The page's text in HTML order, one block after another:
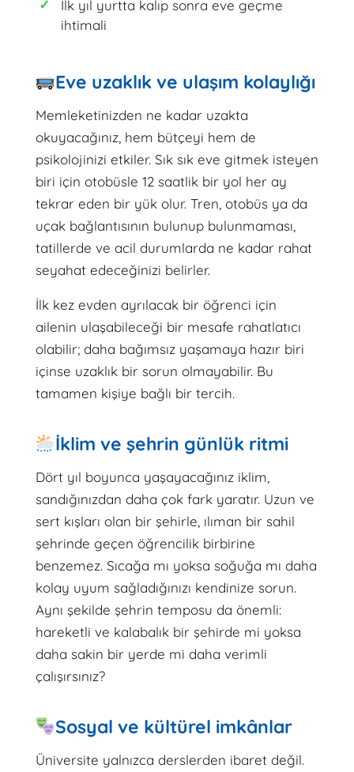
İlk yıl yurtta kalıp sonra eve geçme
ihtimali
Eve uzaklık ve ulaşım kolaylığı
Memleketinizden ne kadar uzakta
okuyacağınız, hem bütçeyi hem de
psikolojinizi etkiler. Sık sık eve gitmek isteyen
biri için otobüsle 12 saatlik bir yol her ay
tekrar eden bir yük olur. Tren, otobüs ya da
uçak bağlantısının bulunup bulunmaması,
tatillerde ve acil durumlarda ne kadar rahat
seyahat edeceğinizi belirler.
İlk kez evden ayrılacak bir öğrenci için
ailenin ulaşabileceği bir mesafe rahatlatıcı
olabilir; daha bağımsız yaşamaya hazır biri
içinse uzaklık bir sorun olmayabilir. Bu
tamamen kişiye bağlı bir tercih.
İklim ve şehrin günlük ritmi
Dört yıl boyunca yaşayacağınız iklim,
sandığınızdan daha çok fark yaratır. Uzun ve
sert kışları olan bir şehirle, ılıman bir sahil
şehrinde geçen öğrencilik birbirine
benzemez. Sıcağa mı yoksa soğuğa mı daha
kolay uyum sağladığınızı kendinize sorun.
Aynı şekilde şehrin temposu da önemli:
hareketli ve kalabalık bir şehirde mi yoksa
daha sakin bir yerde mi daha verimli
çalışırsınız?
Sosyal ve kültürel imkânlar
Üniversite yalnızca derslerden ibaret değil.